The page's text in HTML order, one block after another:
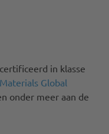
in klasse
Global
onder meer aan de